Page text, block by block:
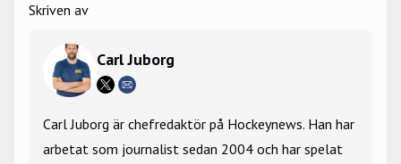
Skriven av
Carl Juborg
Carl Juborg är chefredaktör på Hockeynews. Han har
arbetat som journalist sedan 2004 och har spelat